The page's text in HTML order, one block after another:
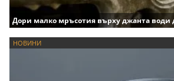
Дори малко мръсотия върху джанта води
НОВИНИ